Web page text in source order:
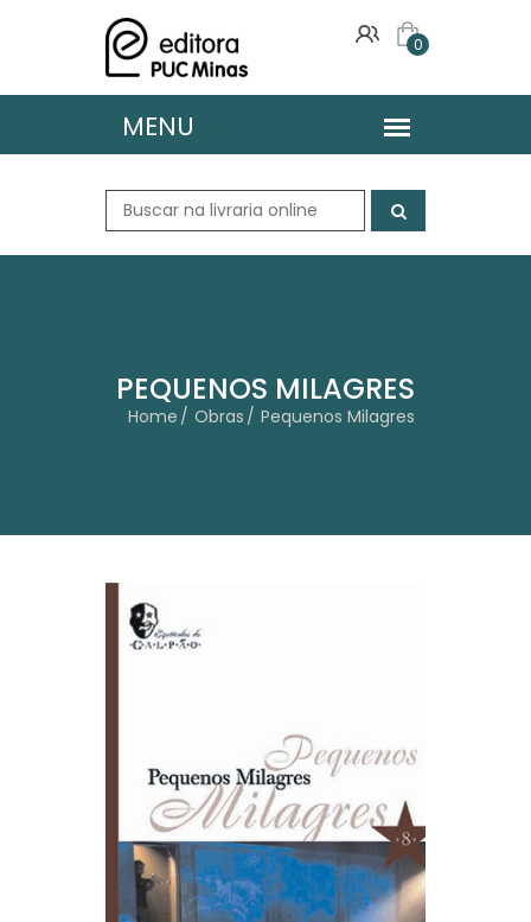
0
PEQUENOS MILAGRES
Home Obras Pequenos Milagres